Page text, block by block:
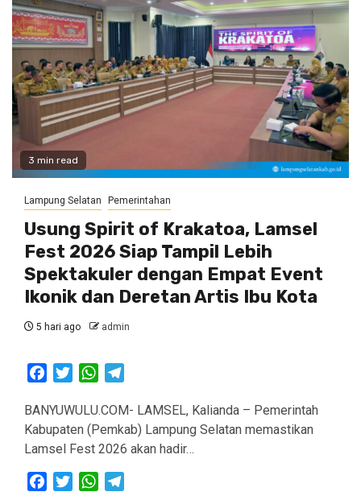
3 min read
Lampung Selatan Pemerintahan
Usung Spirit of Krakatoa, Lamsel
Fest 2026 Siap Tampil Lebih
Spektakuler dengan Empat Event
Ikonik dan Deretan Artis Ibu Kota
5 hari ago admin
FacebookTwitterWhatsApp
BANYUWULU.COM- LAMSEL, Kalianda – Pemerintah
Kabupaten (Pemkab) Lampung Selatan memastikan
Lamsel Fest 2026 akan hadir…
FacebookTwitterWhatsApp